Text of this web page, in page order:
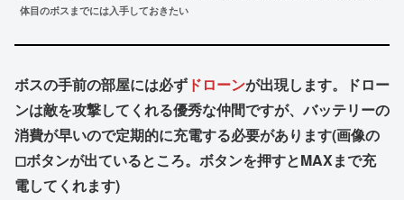
体目のボスまでには入手しておきたい
ボスの手前の部屋には必ず ドローンが出現します。ドロー
ンは敵を攻撃してくれる優秀な仲間ですが、バッテリーの
消費が早いので定期的に充電する必要があります(画像の
◻︎ボタンが出ているところ。ボタンを押すとMAXまで充
電してくれます)